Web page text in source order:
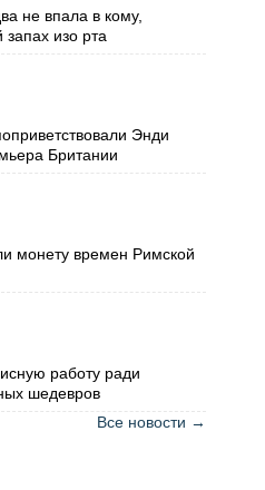
не впала в кому,
изо рта
Энди
Британии
монету времен Римской
работу ради
шедевров
Все новости →